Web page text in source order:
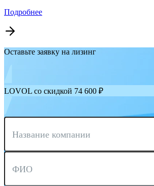
Подробнее
Оставьте заявку на лизинг
LOVOL со скидкой 74 600 ₽
Название компании
ФИО